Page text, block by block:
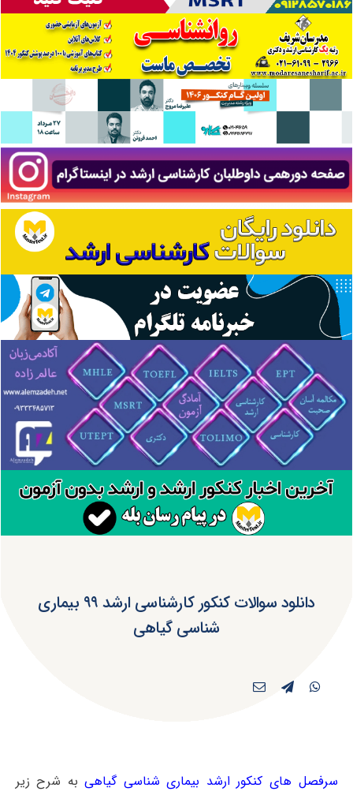
دانلود سوالات کنکور کارشناسی ارشد ۹۹ بیماری
شناسی گیاهی
سرفصل های کنکور ارشد بیماری شناسی گیاهیبه شرح زیر